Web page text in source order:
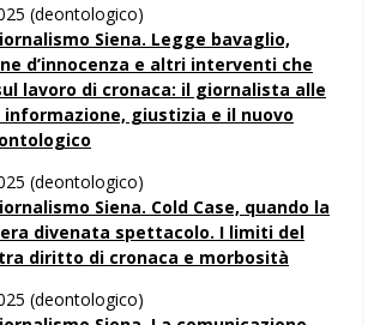
(deontologico)
Siena. Legge bavaglio,
d’innocenza e altri interventi che
lavoro di cronaca: il giornalista alle
informazione, giustizia e il nuovo
(deontologico)
Siena. Cold Case, quando la
divenata spettacolo. I limiti del
diritto di cronaca e morbosità
(deontologico)